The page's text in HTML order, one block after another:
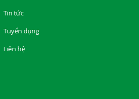
Tin tức
Tuyển dụng
Liên hệ